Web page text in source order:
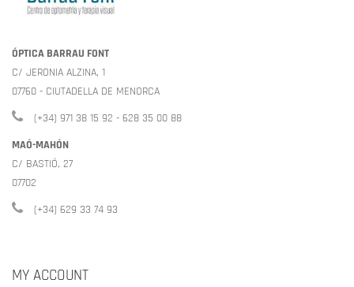
ÓPTICA BARRAU FONT
C/ JERONIA ALZINA, 1
07760 - CIUTADELLA DE MENORCA
(+34) 971 38 15 92 - 628 35 00 88
MAÓ-MAHÓN
C/ BASTIÓ, 27
07702
(+34) 629 33 74 93
MY ACCOUNT